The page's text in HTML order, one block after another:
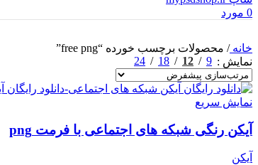
0 مورد
خانه/ محصولات برچسب خورده “free png”
نمایش
9
12
18
24
نمایش سریع
آیکن رنگی شبکه های اجتماعی با فرمت png
آیکن